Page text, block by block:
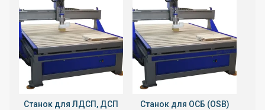
Станок для ЛДСП, ДСП Станок для ОСБ (OSB)